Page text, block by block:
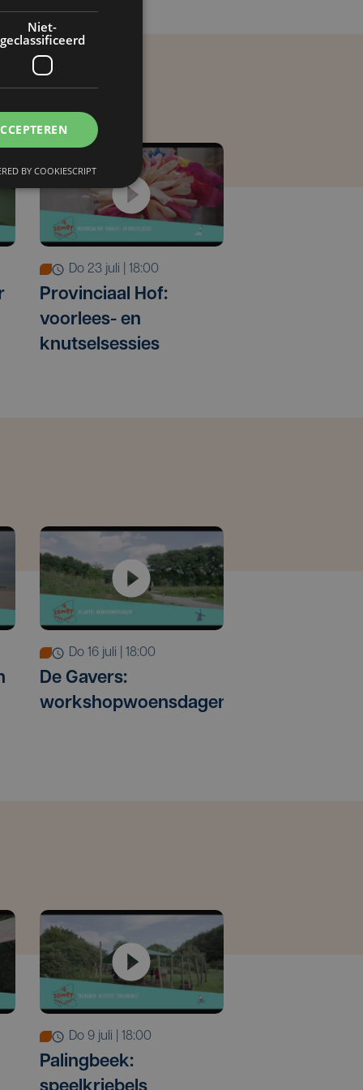
do 23 juli | 18:00
Provinciaal Hof:
voorlees- en
knutselsessies
do 16 juli | 18:00
De Gavers:
workshopwoensdagen
do 9 juli | 18:00
Palingbeek:
Niet-
geclassificeerd
BY COOKIESCRIPT